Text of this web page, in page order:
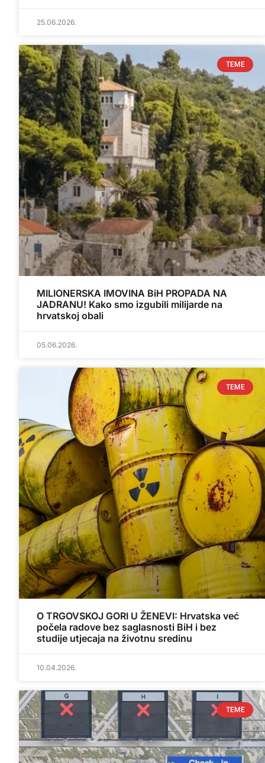
25.06.2026.
TEME
MILIONERSKA IMOVINA BiH PROPADA NA
JADRANU! Kako smo izgubili milijarde na
hrvatskoj obali
05.06.2026.
TEME
O TRGOVSKOJ GORI U ŽENEVI: Hrvatska već
počela radove bez saglasnosti BiH i bez
studije utjecaja na životnu sredinu
10.04.2026.
TEME